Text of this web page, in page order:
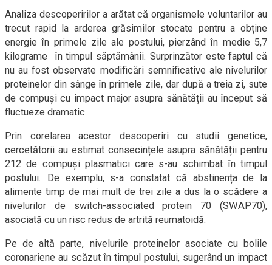
Analiza descoperirilor a arătat că organismele voluntarilor au
trecut rapid la arderea grăsimilor stocate pentru a obține
energie în primele zile ale postului, pierzând în medie 5,7
kilograme în timpul săptămânii. Surprinzător este faptul că
nu au fost observate modificări semnificative ale nivelurilor
proteinelor din sânge în primele zile, dar după a treia zi, sute
de compuși cu impact major asupra sănătății au început să
fluctueze dramatic.
Prin corelarea acestor descoperiri cu studii genetice,
cercetătorii au estimat consecințele asupra sănătății pentru
212 de compuși plasmatici care s-au schimbat în timpul
postului. De exemplu, s-a constatat că abstinența de la
alimente timp de mai mult de trei zile a dus la o scădere a
nivelurilor de switch-associated protein 70 (SWAP70),
asociată cu un risc redus de artrită reumatoidă.
Pe de altă parte, nivelurile proteinelor asociate cu bolile
coronariene au scăzut în timpul postului, sugerând un impact